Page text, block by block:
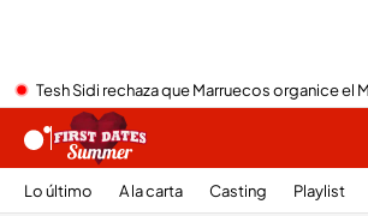
Tesh Sidi rechaza que Marruecos organice el
Lo último A la carta Casting Playlist